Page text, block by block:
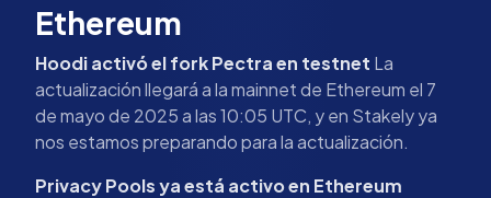
Ethereum
Hoodi activó el fork Pectra en testnet La
actualización llegará a la mainnet de Ethereum el 7
de mayo de 2025 a las 10:05 UTC, y en Stakely ya
nos estamos preparando para la actualización.
Privacy Pools ya está activo en Ethereum